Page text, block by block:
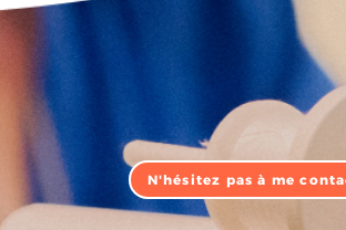
N'hésitez pas à me